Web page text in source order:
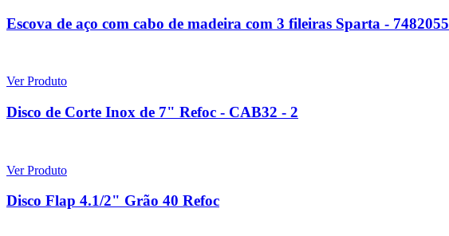
Escova de aço com cabo de madeira com 3 fileiras Sparta - 7482055
Ver Produto
Disco de Corte Inox de 7" Refoc - CAB32 - 2
Ver Produto
Disco Flap 4.1/2" Grão 40 Refoc